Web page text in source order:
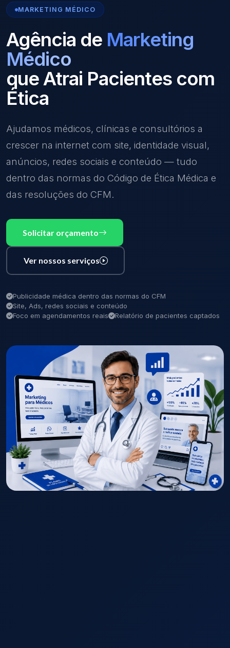
MARKETING MÉDICO
Agência de Marketing
Médico
que Atrai Pacientes com
Ética
Ajudamos médicos, clínicas e consultórios a
crescer na internet com site, identidade visual,
anúncios, redes sociais e conteúdo — tudo
dentro das normas do Código de Ética Médica e
das resoluções do CFM.
Solicitar orçamento
Ver nossos serviços
Publicidade médica dentro das normas do CFM
Site, Ads, redes sociais e conteúdo
Foco em agendamentos reais
Relatório de pacientes captados